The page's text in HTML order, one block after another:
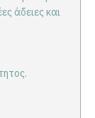
άδειες και